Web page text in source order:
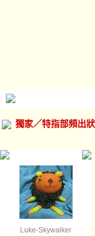
獨家／特指部頻出
Luke-Skywalker